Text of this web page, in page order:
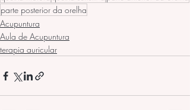
parte posterior da orelha
Acupuntura
Aula de Acupuntura
terapia auricular